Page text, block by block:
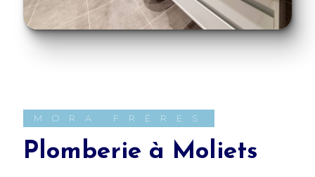
MORA FRÈRES
Plomberie à Moliets